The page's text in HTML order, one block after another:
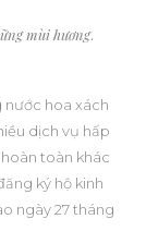
mùi hương.
nước hoa xách
dịch vụ hấp
toàn khác
ký hộ kinh
ngày 27 tháng